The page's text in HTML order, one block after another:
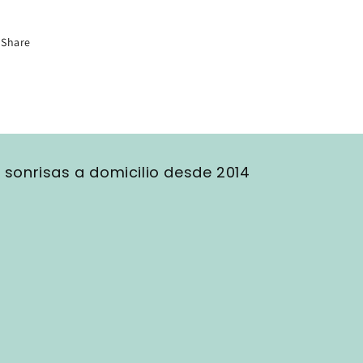
Share
a domicilio desde 2014